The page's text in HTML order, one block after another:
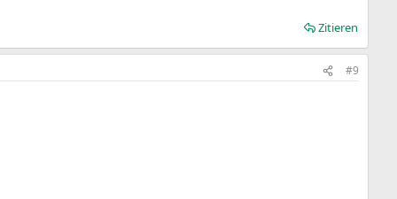
Zitieren
#9